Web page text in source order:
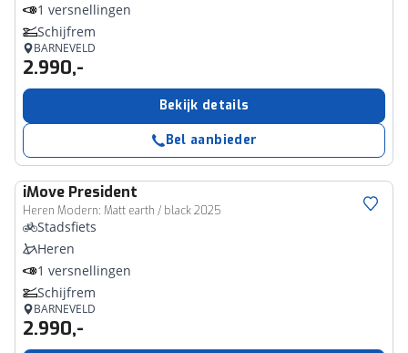
1 versnellingen
Schijfrem
BARNEVELD
2.990,-
Bekijk details
Bel aanbieder
iMove President
Heren Modern: Matt earth / black 2025
Stadsfiets
Heren
1 versnellingen
Schijfrem
BARNEVELD
2.990,-